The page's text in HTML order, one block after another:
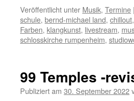
Veröffentlicht unter Musik, Termine |
schule, bernd-michael land, chillout,
Farben, klangkunst, livestream,
schlosskirche rumpenheim,
99 Temples -
Publiziert am 30. September 2022